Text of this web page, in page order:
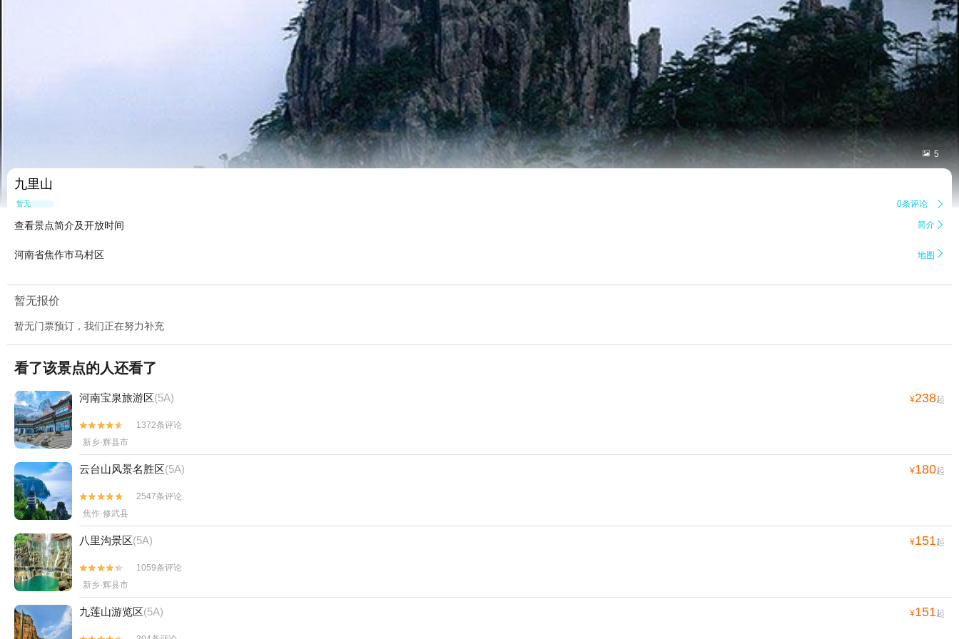
 5
九里山
暂无点评 0条评论 
查看景点简介及开放时间 简介 
河南省焦作市马村区 地图 
暂无报价
暂无门票预订，我们正在努力补充
看了该景点的人还看了
河南宝泉旅游区(5A) ¥238起


1372条评论
新乡·辉县市
云台山风景名胜区(5A) ¥180起


2547条评论
焦作·修武县
八里沟景区(5A) ¥151起


1059条评论
新乡·辉县市
九莲山游览区(5A) ¥151起